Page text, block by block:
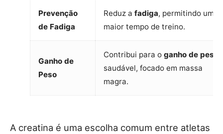
Prevenção
de Fadiga
Reduz a fadiga, permitindo um
maior tempo de treino.
Ganho de
Peso
Contribui para o ganho de peso
saudável, focado em massa
magra.
A creatina é uma escolha comum entre atletas